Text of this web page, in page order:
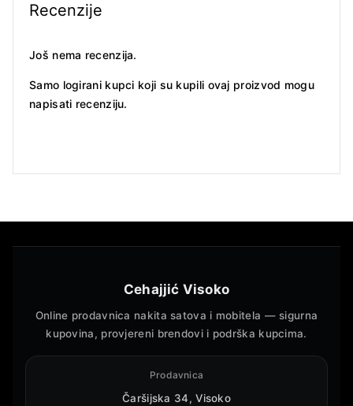
Recenzije
Još nema recenzija.
Samo logirani kupci koji su kupili ovaj proizvod mogu
napisati recenziju.
Cehajjić Visoko
Online prodavnica nakita satova i mobitela — sigurna
kupovina, provjereni brendovi i podrška kupcima.
Prodavnica
Čaršijska 34, Visoko